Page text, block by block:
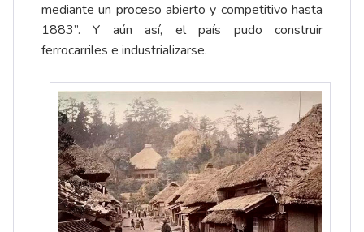
mediante un proceso abierto y competitivo hasta
1883”. Y aún así, el país pudo construir
ferrocarriles e industrializarse.